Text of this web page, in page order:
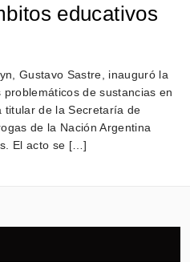
educativos
Gustavo Sastre, inauguró la
de sustancias en
titular de la Secretaría de
de la Nación Argentina
El acto se […]